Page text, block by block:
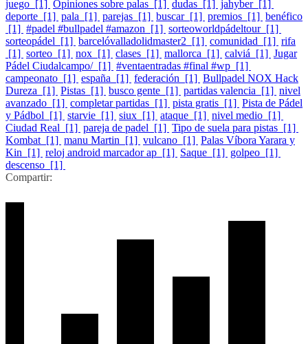
juego [1] Opiniones sobre palas [1] dudas [1] jahyber [1]
deporte [1] pala [1] parejas [1] buscar [1] premios [1] benéfico
[1] #padel #bullpadel #amazon [1] sorteoworldpádeltour [1]
sorteopádel [1] barcelóvalladolidmaster2 [1] comunidad [1] rifa
[1] sorteo [1] nox [1] clases [1] mallorca [1] calviá [1] Jugar
Pádel Ciudalcampo/ [1] #ventaentradas #final #wp [1]
campeonato [1] españa [1] federación [1] Bullpadel NOX Hack
Dureza [1] Pistas [1] busco gente [1] partidas valencia [1] nivel
avanzado [1] completar partidas [1] pista gratis [1] Pista de Pádel
y Pádbol [1] starvie [1] siux [1] ataque [1] nivel medio [1]
Ciudad Real [1] pareja de padel [1] Tipo de suela para pistas [1]
Kombat [1] manu Martin [1] vulcano [1] Palas Víbora Yarara y
Kin [1] reloj android marcador ap [1] Saque [1] golpeo [1]
descenso [1]
Compartir: